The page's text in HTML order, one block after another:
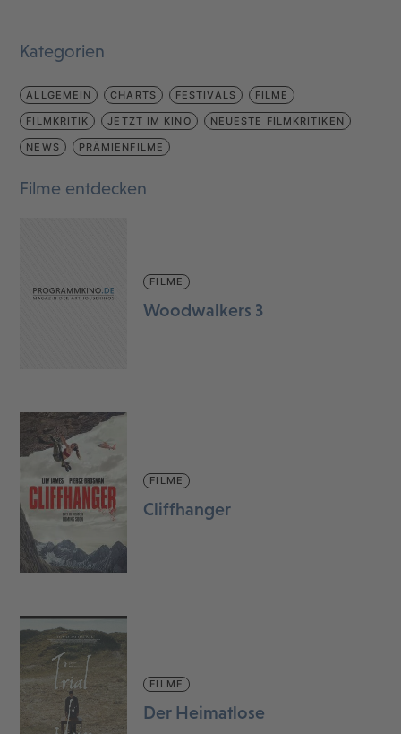
Kategorien
ALLGEMEIN CHARTS FESTIVALS FILME
FILMKRITIK JETZT IM KINO NEUESTE FILMKRITIKEN
NEWS PRÄMIENFILME
Filme entdecken
FILME
Woodwalkers 3
FILME
Cliffhanger
FILME
Der Heimatlose